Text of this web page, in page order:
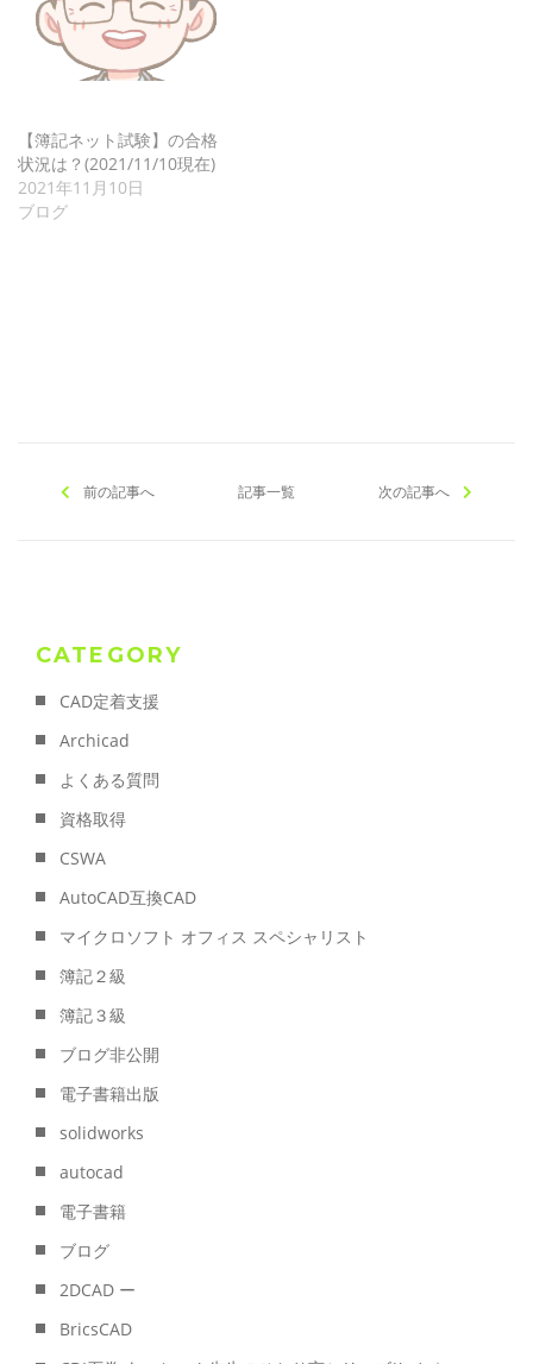
【簿記ネット試験】の合格
状況は？(2021/11/10現在)
2021年11月10日
ブログ
前の記事へ 記事一覧 次の記事へ
CATEGORY
CAD定着支援
Archicad
よくある質問
資格取得
CSWA
AutoCAD互換CAD
マイクロソフト オフィス スペシャリスト
簿記２級
簿記３級
ブログ非公開
電子書籍出版
solidworks
autocad
電子書籍
ブログ
2DCAD ー
BricsCAD